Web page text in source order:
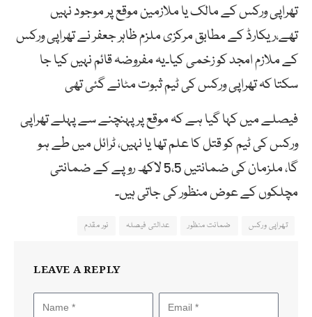
تھراپی ورکس کے مالک یا ملازمین موقع پر موجود نہیں
تھے،ریکارڈ کے مطابق مرکزی ملزم ظاہر جعفر نے تھراپی ورکس
کے ملازم امجد کو زخمی کیا۔یہ مفروضہ قائم نہیں کیا جا
سکتا کہ تھراپی ورکس کی ٹیم ثبوت مٹانے گئی تھی
فیصلے میں کہا گیا ہے کہ موقع پر پہنچنے سے پہلے تھراپی
ورکس کی ٹیم کو قتل کا علم تھا یا نہیں، ٹرائل میں طے ہو
گا، ملزمان کی ضمانتیں 5،5 لاکھ روپے کے ضمانتی
مچلکوں کے عوض منظور کی جاتی ہیں۔
تھراپی ورکس ضمانت منظور عدالتی فیصلہ نور مقدم
LEAVE A REPLY